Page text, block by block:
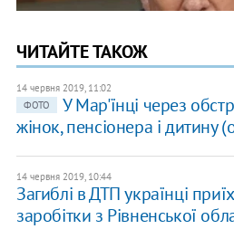
ЧИТАЙТЕ ТАКОЖ
14 червня 2019, 11:02
ФОТО
У Мар'їнці через
жінок, пенсіонера і дитину
14 червня 2019, 10:44
Загиблі в ДТП українці
заробітки з Рівненської